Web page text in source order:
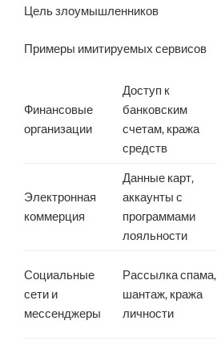
Цель злоумышленников
Примеры имитируемых сервисов
Финансовые
организации
Доступ к
банковским
счетам, кража
средств
Электронная
коммерция
Данные карт,
аккаунты с
программами
лояльности
Социальные
сети и
мессенджеры
Рассылка спама,
шантаж, кража
личности